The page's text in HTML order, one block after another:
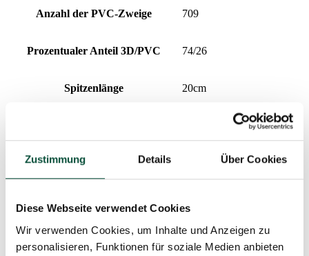
Zustimmung Details Über Cookies
Diese Webseite verwendet Cookies
Wir verwenden Cookies, um Inhalte und Anzeigen zu
personalisieren, Funktionen für soziale Medien anbieten
Anzahl der PVC-Zweige 709
Prozentualer Anteil 3D/PVC 74/26
Spitzenlänge 20cm
Gewicht (netto)
Gewicht (brutto) 20